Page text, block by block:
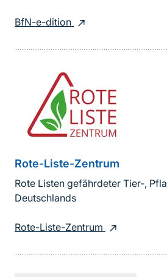
BfN-e-dition
Rote-Liste-Zentrum
Rote Listen gefährdeter Tier-,
Deutschlands
Rote-Liste-Zentrum